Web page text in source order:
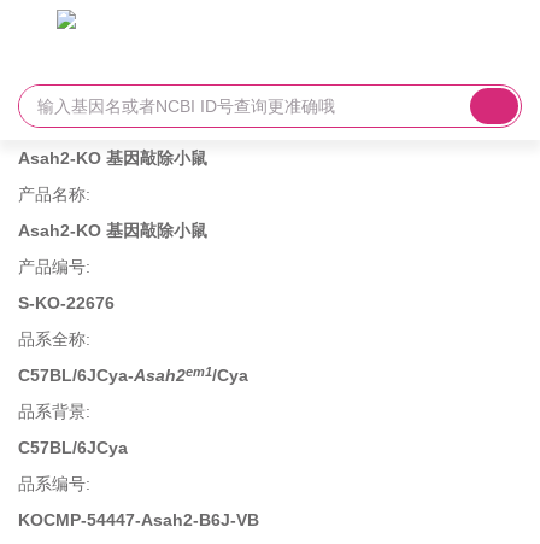
Asah2-KO 基因敲除小鼠
产品名称:
Asah2-KO 基因敲除小鼠
产品编号:
S-KO-22676
品系全称:
C57BL/6JCya-Asah2em1/Cya
品系背景:
C57BL/6JCya
品系编号:
KOCMP-54447-Asah2-B6J-VB